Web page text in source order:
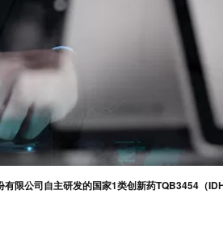
限公司自主研发的国家1类创新药TQB3454（